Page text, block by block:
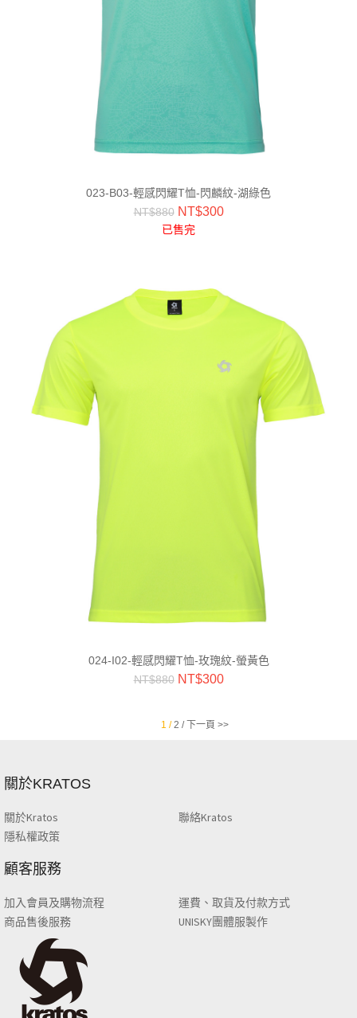
023-B03-輕感閃耀T恤-閃麟紋-湖綠色
NT$880 NT$300
已售完
024-I02-輕感閃耀T恤-玫瑰紋-螢黃色
NT$880 NT$300
1 / 2 / 下一頁 >>
關於KRATOS
關於Kratos
聯絡Kratos
隱私權政策
顧客服務
加入會員及購物流程
運費、取貨及付款方式
商品售後服務
UNISKY團體服製作